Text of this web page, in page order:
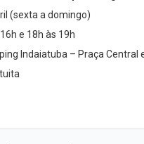
(sexta a domingo)
e 18h às 19h
Indaiatuba – Praça Central